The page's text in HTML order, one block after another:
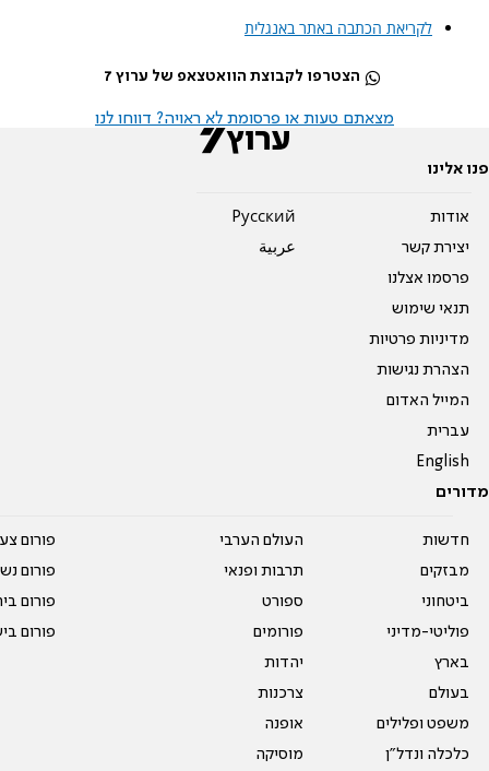
לקריאת הכתבה באתר באנגלית
הצטרפו לקבוצת הוואטצאפ של ערוץ 7
מצאתם טעות או פרסומת לא ראויה? דווחו לנו
פנו אלינו
אודות
יצירת קשר
פרסמו אצלנו
תנאי שימוש
מדיניות פרטיות
הצהרת נגישות
המייל האדום
עברית
English
Pусский
عربية
מדורים
חדשות
מבזקים
ביטחוני
פוליטי-מדיני
בארץ
בעולם
משפט ופלילים
כלכלה ונדל"ן
העולם הערבי
תרבות ופנאי
ספורט
פורומים
יהדות
צרכנות
אופנה
מוסיקה
פורום
פורום
פורום
פורום